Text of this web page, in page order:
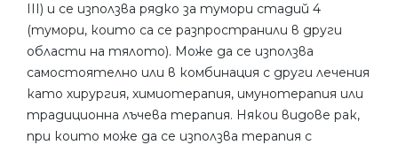
III) и се използва рядко за тумори стадий 4
(тумори, които са се разпространили в други
области на тялото). Може да се използва
самостоятелно или в комбинация с други лечения
като хирургия, химиотерапия, имунотерапия или
традиционна лъчева терапия. Някои видове рак,
при които може да се използва терапия с